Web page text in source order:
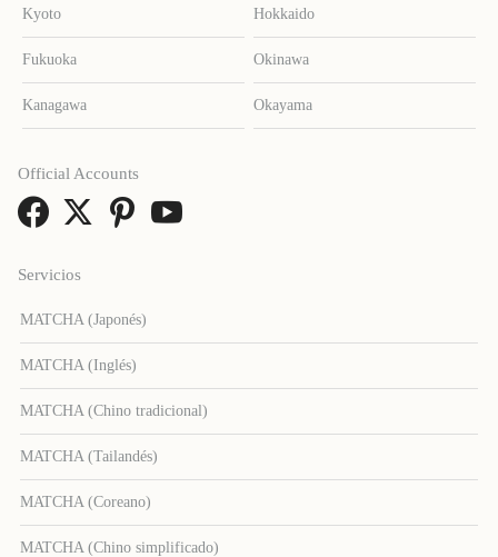
Kyoto Hokkaido
Fukuoka Okinawa
Kanagawa Okayama
Servicios
MATCHA (Japonés)
MATCHA (Inglés)
MATCHA (Chino tradicional)
MATCHA (Tailandés)
MATCHA (Coreano)
MATCHA (Chino simplificado)
Official Accounts